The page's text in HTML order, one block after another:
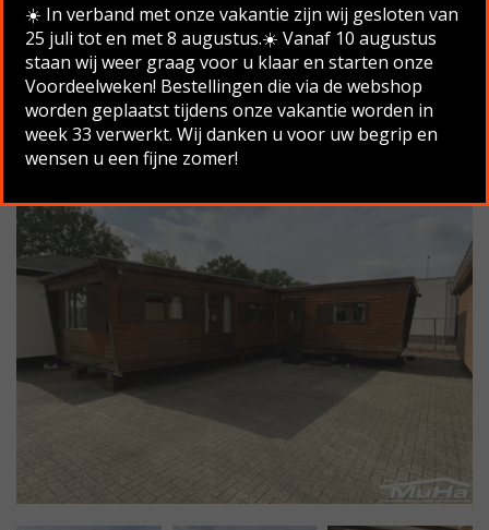
Home/ Aanbod
Terug naar overzicht
☀️ In verband met onze vakantie zijn wij gesloten van
25 juli tot en met 8 augustus.☀️ Vanaf 10 augustus
staan wij weer graag voor u klaar en starten onze
Voordeelweken! Bestellingen die via de webshop
worden geplaatst tijdens onze vakantie worden in
week 33 verwerkt. Wij danken u voor uw begrip en
wensen u een fijne zomer!